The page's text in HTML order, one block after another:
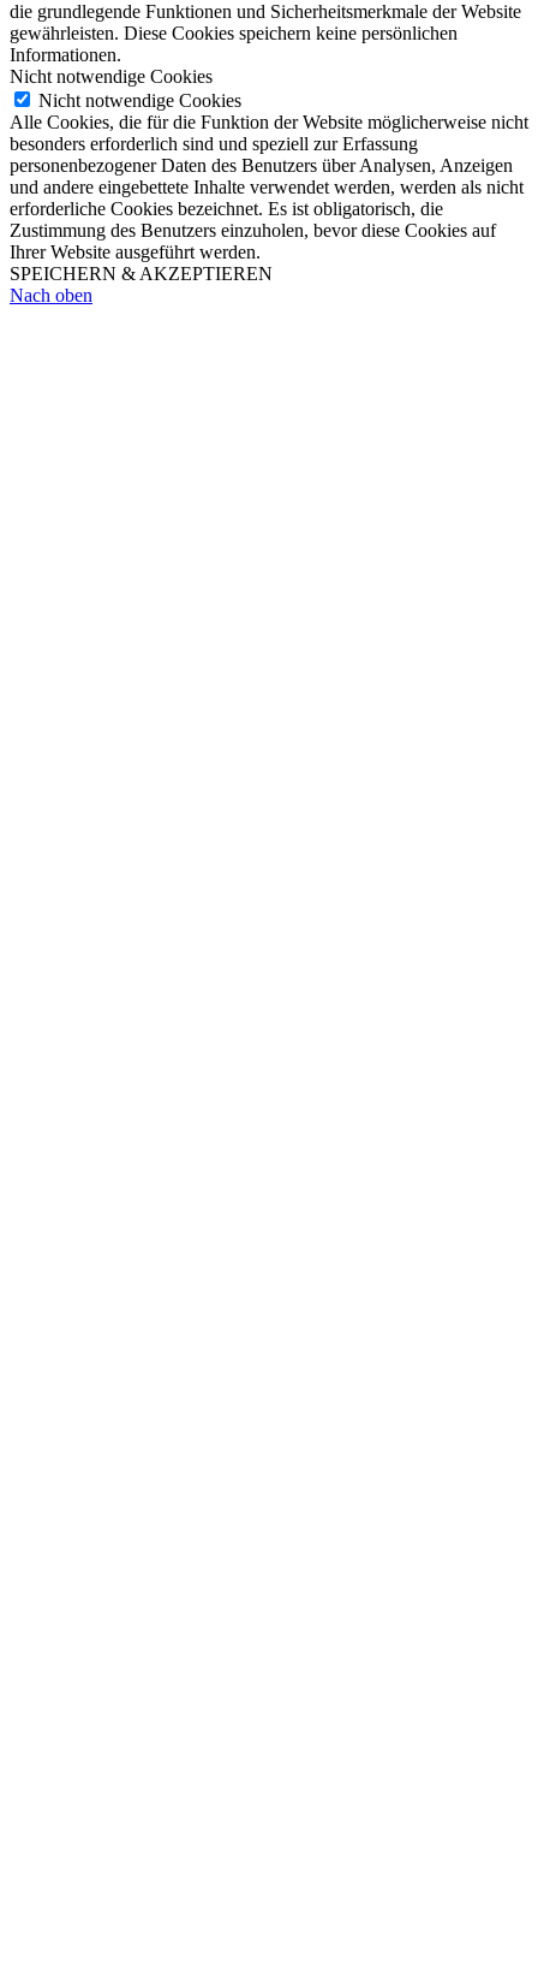
die grundlegende Funktionen und Sicherheitsmerkmale der Website
gewährleisten. Diese Cookies speichern keine persönlichen
Informationen.
Nicht notwendige Cookies
Nicht notwendige Cookies
Alle Cookies, die für die Funktion der Website möglicherweise nicht
besonders erforderlich sind und speziell zur Erfassung
personenbezogener Daten des Benutzers über Analysen, Anzeigen
und andere eingebettete Inhalte verwendet werden, werden als nicht
erforderliche Cookies bezeichnet. Es ist obligatorisch, die
Zustimmung des Benutzers einzuholen, bevor diese Cookies auf
Ihrer Website ausgeführt werden.
SPEICHERN & AKZEPTIEREN
Nach oben